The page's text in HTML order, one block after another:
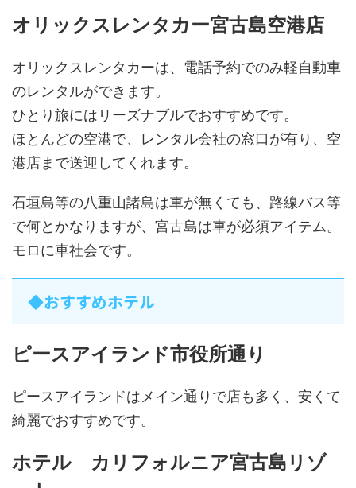
オリックスレンタカー宮古島空港店
オリックスレンタカーは、電話予約でのみ軽自動車
のレンタルができます。
ひとり旅にはリーズナブルでおすすめです。
ほとんどの空港で、レンタル会社の窓口が有り、空
港店まで送迎してくれます。
石垣島等の八重山諸島は車が無くても、路線バス等
で何とかなりますが、宮古島は車が必須アイテム。
モロに車社会です。
◆おすすめホテル
ピースアイランド市役所通り
ピースアイランドはメイン通りで店も多く、安くて
綺麗でおすすめです。
ホテル カリフォルニア宮古島リゾ